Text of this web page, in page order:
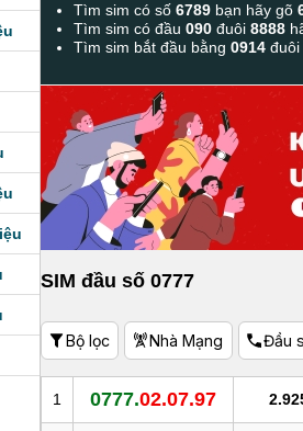
Tìm sim có số6789 bạn hãy gõ
Tìm sim có đầu090đuôi8888
Tìm sim bắt đầu bằng0914
SIM đầu số 0777
Bộ lọc Nhà Mạng Đầu
1 0777.02.07.97